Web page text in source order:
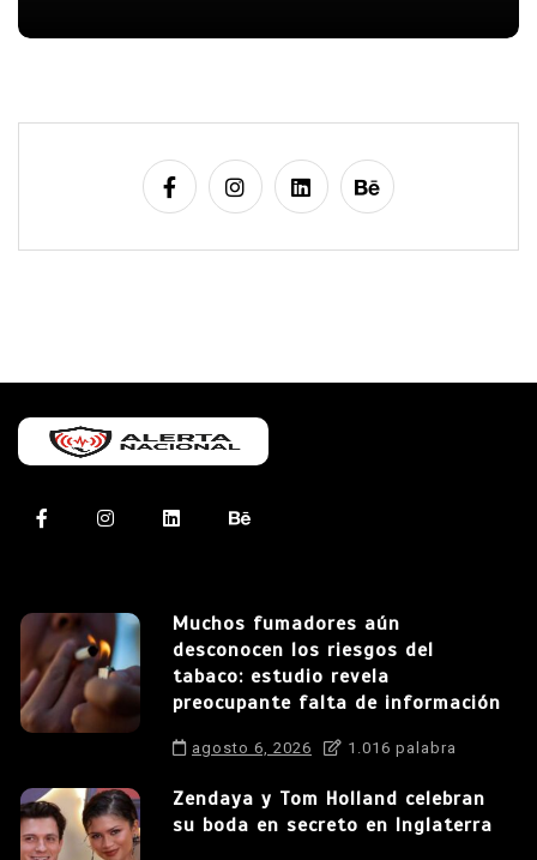
Muchos fumadores aún
desconocen los riesgos del
tabaco: estudio revela
preocupante falta de información
agosto 6, 2026 1.016 palabra
Zendaya y Tom Holland celebran
su boda en secreto en Inglaterra